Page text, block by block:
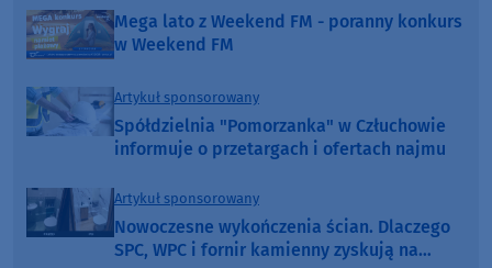
Mega lato z Weekend FM - poranny konkurs
w Weekend FM
Artykuł sponsorowany
Spółdzielnia "Pomorzanka" w Człuchowie
informuje o przetargach i ofertach najmu
Artykuł sponsorowany
Nowoczesne wykończenia ścian. Dlaczego
SPC, WPC i fornir kamienny zyskują na